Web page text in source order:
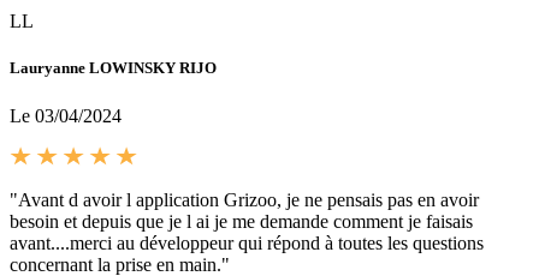
LL
Lauryanne LOWINSKY RIJO
Le 03/04/2024
"Avant d avoir l application Grizoo, je ne pensais pas en avoir
besoin et depuis que je l ai je me demande comment je faisais
avant....merci au développeur qui répond à toutes les questions
concernant la prise en main."